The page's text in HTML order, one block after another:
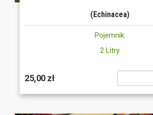
(Echinacea)
Pojemnik:
2 Litry
25,00 zł